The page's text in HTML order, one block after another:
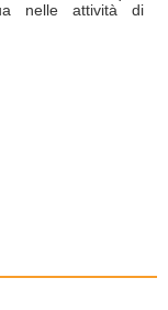
nelle attività di